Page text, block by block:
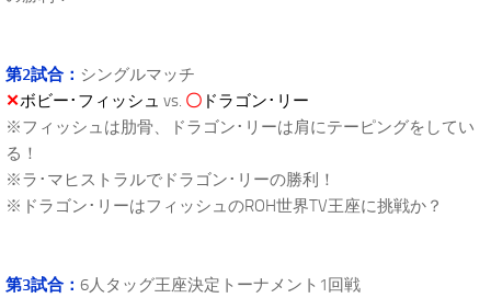
第2試合： シングルマッチ
✕ボビー･フィッシュ vs. 〇 ドラゴン･リー
※フィッシュは肋骨、ドラゴン･リーは肩にテーピングをしてい
る！
※ラ･マヒストラルでドラゴン･リーの勝利！
※ドラゴン･リーはフィッシュのROH世界TV王座に挑戦か？
第3試合： 6人タッグ王座決定トーナメント1回戦